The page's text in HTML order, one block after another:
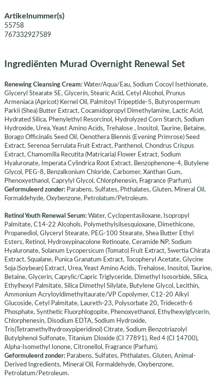
Artikelnummer(s)
55758
767332927589
Ingrediënten Murad Overnight Renewal Set
Renewing Cleansing Cream:Water/Aqua/Eau, Sodium Cocoyl Isethionate,
Glyceryl Stearate SE, Glycerin, Stearic Acid, Cetyl Alcohol, Prunus
Armeniaca (Apricot) Kernel Oil, Palmitoyl Tripeptide-5, Butyrospermum
Parkii (Shea) Butter Extract, Cocamidopropyl Dimethylamine, Lactic Acid,
Hydrated Silica, Phenylethyl Resorcinol, Hydrolyzed Corn Starch, Sodium
Hydroxide, Urea, Yeast Amino Acids, Trehalose , Inositol, Taurine, Betaine,
Borago Officinalis Seed Oil, Oenothera Biennis (Evening Primrose) Seed
Extract, Serenoa Serrulata Fruit Extract, Panthenol, Chondrus Crispus
Extract, Chamomilla Recutita (Matricaria) Flower Extract, Sodium
Hyaluronate, Imperata Cylindrica Root Extract, Benzophenone-4, Butylene
Glycol, PEG-8, Benzalkonium Chloride, Carbomer, Xanthan Gum,
Phenoxyethanol, Caprylyl Glycol, Chlorphenesin, Fragrance (Parfum).
Geformuleerd zonder:Parabens, Sulfates, Phthalates, Gluten, Mineral Oil,
Formaldehyde, Oxybenzone, Petrolatum/Petroleum.
Retinol Youth Renewal Serum:Water, Cyclopentasiloxane, Isopropyl
Palmitate, C14-22 Alcohols, Polymethylsilsesquioxane, Dimethicone,
Propanediol, Glyceryl Stearate, PEG-100 Stearate, Shea Butter Ethyl
Esters, Retinol, Hydroxypinacolone Retinoate, Ceramide NP, Sodium
Hyaluronate, Solanum Lycopersicum (Tomato) Fruit Extract, Swertia Chirata
Extract, Squalane, Punica Granatum Extract, Tocopheryl Acetate, Glycine
Soja (Soybean) Extract, Urea, Yeast Amino Acids, Trehalose, Inositol, Taurine,
Betaine, Glycerin, Caprylic/Capric Triglyceride, Dimethyl Isosorbide, Silica,
Ethylhexyl Palmitate, Silica Dimethyl Silylate, Butylene Glycol, Lecithin,
Ammonium Acryloyldimethyltaurate/VP Copolymer, C12-20 Alkyl
Glucoside, Cetyl Palmitate, Laureth-23, Polysorbate 20, Trideceth-6
Phosphate, Synthetic Fluorphlogopite, Phenoxyethanol, Ethylhexylglycerin,
Chlorphenesin, Disodium EDTA, Sodium Hydroxide,
Tris(Tetramethylhydroxypiperidinol) Citrate, Sodium Benzotriazolyl
Butylphenol Sulfonate, Titanium Dioxide (CI 77891), Red 4 (CI 14700),
Alpha-Isomethyl Ionone, Citronellol, Fragrance (Parfum).
Geformuleerd zonder:Parabens, Sulfates, Phthalates, Gluten, Animal-
Derived Ingredients, Mineral Oil, Formaldehyde, Oxybenzone,
Petrolatum/Petroleum.